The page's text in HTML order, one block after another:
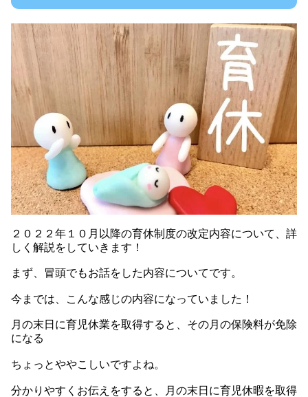
２０２２年１０月以降の育休制度の改定内容について、詳
しく解説をしていきます！
まず、冒頭でもお話をした内容についてです。
今までは、こんな感じの内容になっていました！
月の末日に育児休業を取得すると、その月の保険料が免除
になる
ちょっとややこしいですよね。
分かりやすくお伝えをすると、月の末日に育児休暇を取得